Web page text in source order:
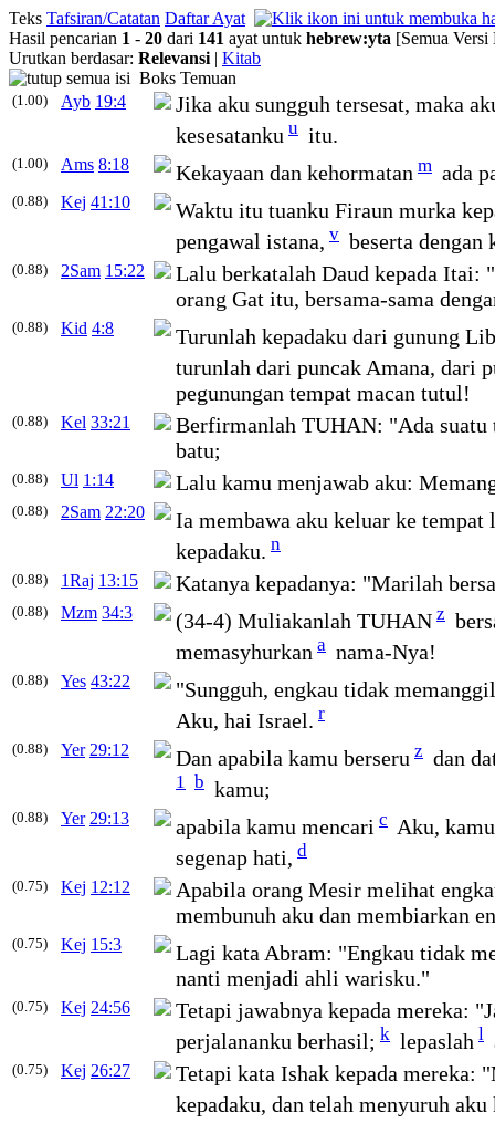
Teks Tafsiran/Catatan Daftar Ayat
Hasil pencarian 1 - 20 dari 141 ayat untuk hebrew:yta [Semua Versi
Urutkan berdasar: Relevansi | Kitab
Boks Temuan
(1.00) Ayb 19:4
Jika aku sungguh tersesat, maka
kesesatanku u itu.
(1.00) Ams 8:18 Kekayaan dan kehormatan m ada
(0.88) Kej 41:10
Waktu itu tuanku Firaun murka
pengawal istana, v beserta
(0.88) 2Sam 15:22
Lalu berkatalah Daud kepada
orang Gat itu, bersama-sama
(0.88) Kid 4:8
Turunlah kepadaku dari gunung
turunlah dari puncak Amana, dari
pegunungan tempat macan tutul!
(0.88) Kel 33:21
Berfirmanlah TUHAN: "Ada suatu
batu;
(0.88) Ul 1:14 Lalu kamu menjawab aku:
(0.88) 2Sam 22:20
Ia membawa aku keluar ke tempat
kepadaku. n
(0.88) 1Raj 13:15 Katanya kepadanya: "Marilah
(0.88) Mzm 34:3 (34-4) Muliakanlah TUHAN z
memasyhurkan a nama-Nya!
(0.88) Yes 43:22
"Sungguh, engkau tidak
Aku, hai Israel. r
(0.88) Yer 29:12 Dan apabila kamu berseru z dan
1 b kamu;
(0.88) Yer 29:13 apabila kamu mencari c Aku,
segenap hati, d
(0.75) Kej 12:12
Apabila orang Mesir melihat
membunuh aku dan membiarkan
(0.75) Kej 15:3
Lagi kata Abram: "Engkau tidak
nanti menjadi ahli warisku."
(0.75) Kej 24:56
Tetapi jawabnya kepada mereka:
perjalananku berhasil; k lepaslah l
(0.75) Kej 26:27
Tetapi kata Ishak kepada mereka:
kepadaku, dan telah menyuruh aku